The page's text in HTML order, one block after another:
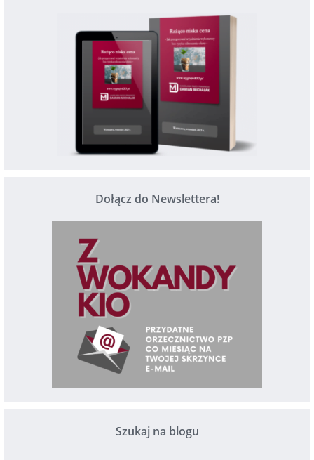
Dołącz do Newslettera!
Szukaj na blogu